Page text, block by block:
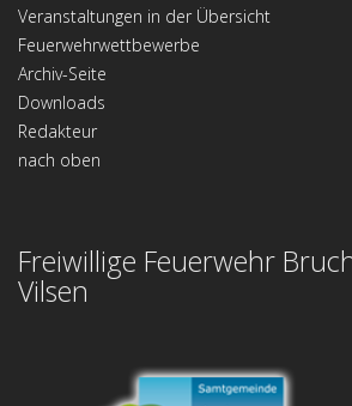
Veranstaltungen in der Übersicht
Feuerwehrwettbewerbe
Archiv-Seite
Downloads
Redakteur
nach oben
Freiwillige Feuerwehr
Vilsen